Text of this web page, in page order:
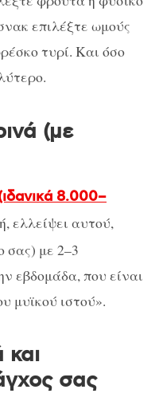
επιλέξτε ωμούς
​​τυρί. Και όσο
(με
8.000–
ή, ελλείψει αυτού,
σας) με 2–3
εβδομάδα, που είναι
μυϊκού ιστού».
και
σας